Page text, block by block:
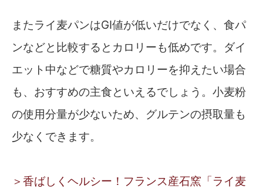
またライ麦パンはGI値が低いだけでなく、食パ
ンなどと比較するとカロリーも低めです。ダイ
エット中などで糖質やカロリーを抑えたい場合
も、おすすめの主食といえるでしょう。小麦粉
の使用分量が少ないため、グルテンの摂取量も
少なくできます。
＞香ばしくヘルシー！フランス産石窯「ライ麦